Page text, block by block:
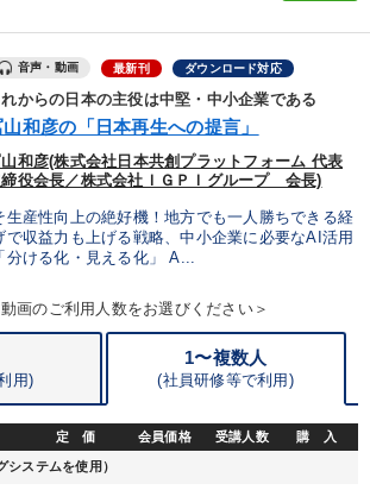
キーワード」を更新いただけます。
音声・動画 最新刊 ダウンロード対応
れからの日本の主役は中堅・中小企業である
和彦の「日本再生への提言」
和彦(株式会社日本共創プラットフォーム 代表
役会長／株式会社ＩＧＰＩグループ 会長)
生産性向上の絶好機！地方でも一人勝ちできる経
収益力も上げる戦略、中小企業に必要なAI活用
分ける化・見える化」 A...
画のご利用人数をお選びください＞
用)
1〜複数人
(社員研修等で利用)
定 価 会員価格 受講人数 購 入
システムを使用）